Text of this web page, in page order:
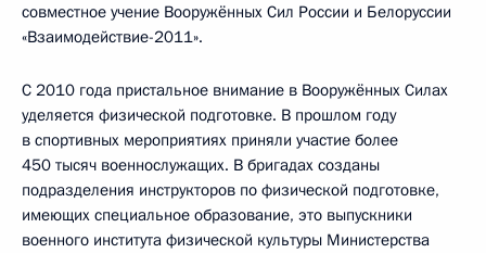
совместное учение Вооружённых Сил России и Белоруссии
«Взаимодействие-2011».
С 2010 года пристальное внимание в Вооружённых Силах
уделяется физической подготовке. В прошлом году
в спортивных мероприятиях приняли участие более
450 тысяч военнослужащих. В бригадах созданы
подразделения инструкторов по физической подготовке,
имеющих специальное образование, это выпускники
военного института физической культуры Министерства